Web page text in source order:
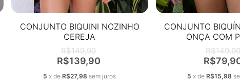
CONJUNTO BIQUINI NOZINHO
CEREJA
R$149,90
R$139,90
5 xdeR$27,98 sem juros
CONJUNTO
ONÇA COM
R$149,90
5 xdeR$15,98